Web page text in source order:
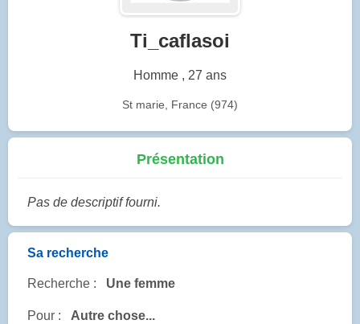
Ti_caflasoi
Homme , 27 ans
St marie, France (974)
Présentation
Pas de descriptif fourni.
Sa recherche
Recherche : Une femme
Pour : Autre chose...